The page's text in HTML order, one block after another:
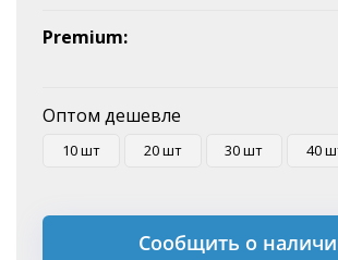
Premium:
Оптом дешевле
10 шт 20 шт 30 шт 40
Сообщить о